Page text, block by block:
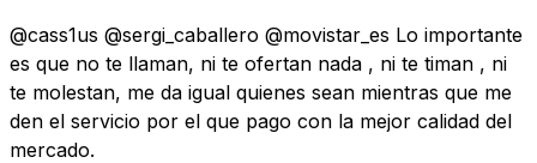
@cass1us @sergi_caballero @movistar_es Lo importante
es que no te llaman, ni te ofertan nada , ni te timan , ni
te molestan, me da igual quienes sean mientras que me
den el servicio por el que pago con la mejor calidad del
mercado.